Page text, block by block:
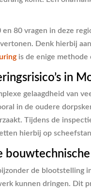
80 vragen in deze
Denk hierbij
is de enige
in
gelaagdheid van
in de oudere
Tijdens de
hierbij op
de blootstelling
kunnen dringen.